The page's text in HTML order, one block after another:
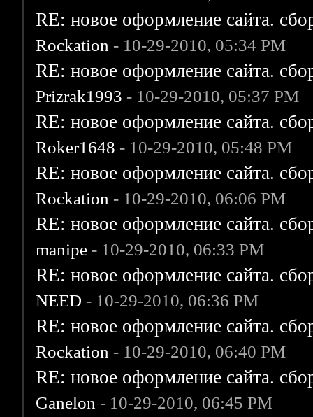
RE: новое оформление сайта.
Rockation - 10-29-2010, 05:34 PM
RE: новое оформление сайта.
Prizrak1993 - 10-29-2010, 05:37 PM
RE: новое оформление сайта.
Roker1648 - 10-29-2010, 05:48 PM
RE: новое оформление сайта.
Rockation - 10-29-2010, 06:06 PM
RE: новое оформление сайта.
manipe - 10-29-2010, 06:33 PM
RE: новое оформление сайта.
NEED - 10-29-2010, 06:36 PM
RE: новое оформление сайта.
Rockation - 10-29-2010, 06:40 PM
RE: новое оформление сайта.
Ganelon - 10-29-2010, 06:45 PM